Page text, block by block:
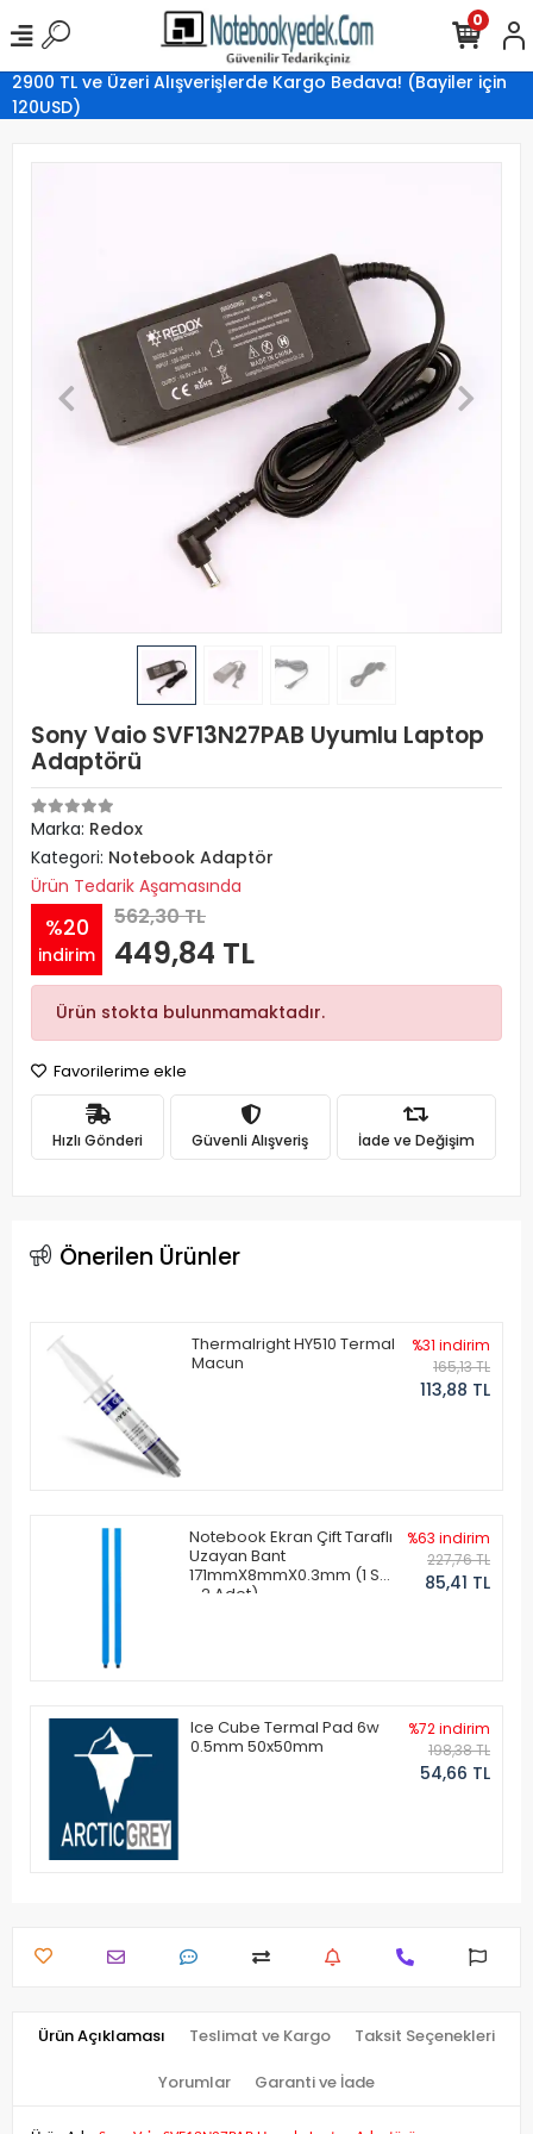
2900 TL ve Üzeri Alışverişlerde Kargo Bedava! (Bayiler için
120USD)
0
Sony Vaio SVF13N27PAB Uyumlu Laptop
Adaptörü
Marka: Redox
Kategori: Notebook Adaptör
Ürün Tedarik Aşamasında
%20
indirim
562,30 TL
449,84 TL
Ürün stokta bulunmamaktadır.
Favorilerime ekle
Hızlı Gönderi Güvenli Alışveriş İade ve Değişim
Önerilen Ürünler
Thermalright HY510 Termal
Macun
%31 indirim
165,13 TL
113,88 TL
Notebook Ekran Çift Taraflı
Uzayan Bant
171mmX8mmX0.3mm (1 Set
- 2 Adet)
%63 indirim
227,76 TL
85,41 TL
Ice Cube Termal Pad 6w
0.5mm 50x50mm
%72 indirim
198,38 TL
54,66 TL
Ürün Açıklaması Teslimat ve Kargo Taksit Seçenekleri
Yorumlar Garanti ve İade